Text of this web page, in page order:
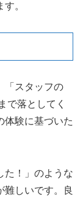
。
「スタッフの
で落としてく
体験に基づいた
た！」のような
難しいです。良